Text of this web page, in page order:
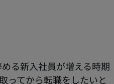
る新入社員が増える時期
ってから転職をしたいと